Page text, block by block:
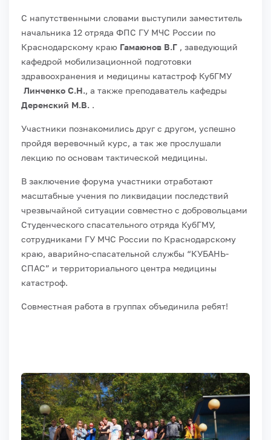
С напутственными словами выступили заместитель
начальника 12 отряда ФПС ГУ МЧС России по
Краснодарскому краю Гамаюнов В.Г , заведующий
кафедрой мобилизационной подготовки
здравоохранения и медицины катастроф КубГМУ
Линченко С.Н., а также преподаватель кафедры
Деренский М.В. .
Участники познакомились друг с другом, успешно
пройдя веревочный курс, а так же прослушали
лекцию по основам тактической медицины.
В заключение форума участники отработают
масштабные учения по ликвидации последствий
чрезвычайной ситуации совместно с добровольцами
Студенческого спасательного отряда КубГМУ,
сотрудниками ГУ МЧС России по Краснодарскому
краю, аварийно-спасательной службы “КУБАНЬ-
СПАС” и территориального центра медицины
катастроф.
Совместная работа в группах объединила ребят!